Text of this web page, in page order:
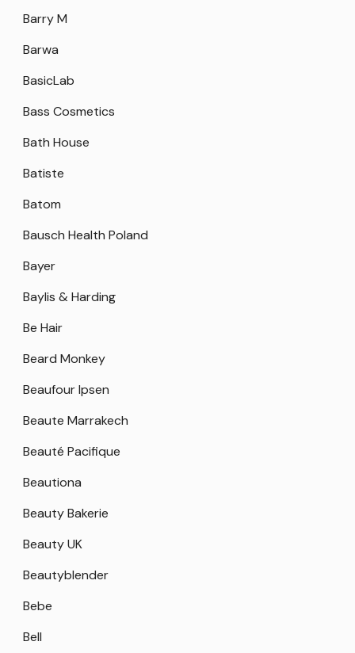
Barry M
Barwa
BasicLab
Bass Cosmetics
Bath House
Batiste
Batom
Bausch Health Poland
Bayer
Baylis & Harding
Be Hair
Beard Monkey
Beaufour Ipsen
Beaute Marrakech
Beauté Pacifique
Beautiona
Beauty Bakerie
Beauty UK
Beautyblender
Bebe
Bell